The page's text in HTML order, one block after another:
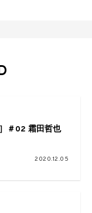
＃02 霜田哲也
2020.12.05